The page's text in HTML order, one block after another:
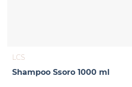
LCS
Shampoo Ssoro 1000 ml